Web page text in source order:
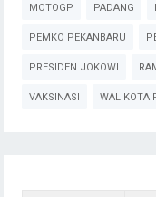
MOTOGP PADANG
PEMKO PEKANBARU
PRESIDEN JOKOWI
VAKSINASI WALIKOTA